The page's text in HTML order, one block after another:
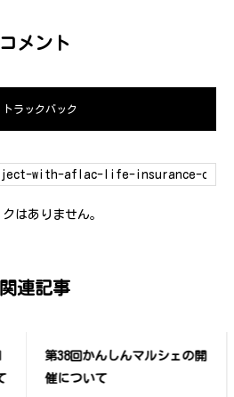
コメント
ラックバック
はありません。
関連記事
資源エネルギー庁「省エネ・
地域パートナーシップ」に、